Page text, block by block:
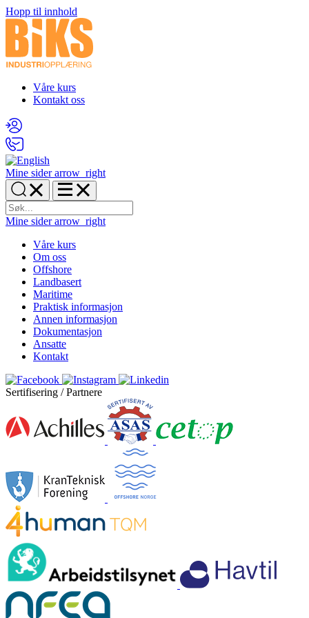
Hopp til innhold
Våre kurs
Kontakt oss
Mine sider arrow_right
Mine sider arrow_right
Våre kurs
Om oss
Offshore
Landbasert
Maritime
Praktisk informasjon
Annen informasjon
Dokumentasjon
Ansatte
Kontakt
Sertifisering / Partnere